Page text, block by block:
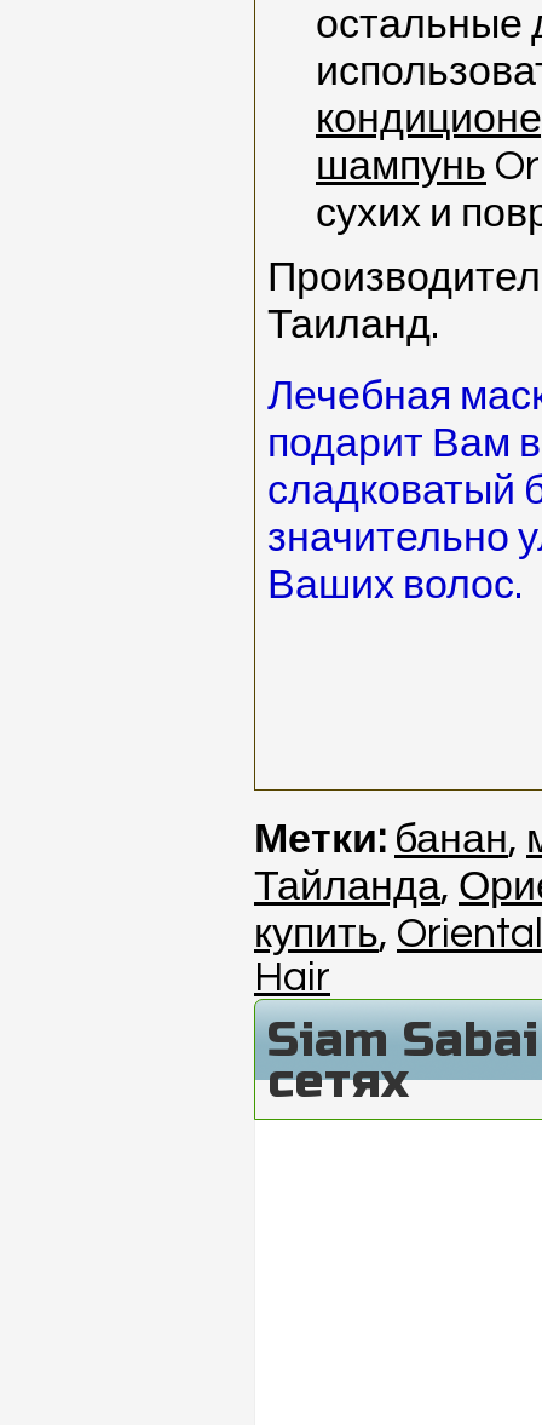
остальные
шампунь
сухих и
Таиланд.
Лечебная
подарит Вам
сладковатый
значительно
Ваших волос.
Метки: банан,
Тайланда,
купить,
Hair
Siam
сетях